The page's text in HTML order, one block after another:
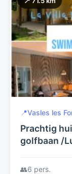
📍Vasles les
Prachtig
golfbaan /
👥6 pers.